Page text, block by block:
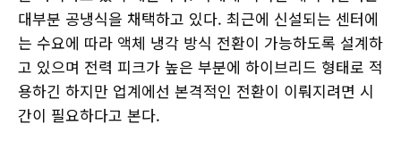
대부분 공냉식을 채택하고 있다. 최근에 신설되는 센터에
는 수요에 따라 액체 냉각 방식 전환이 가능하도록 설계하
고 있으며 전력 피크가 높은 부분에 하이브리드 형태로 적
용하긴 하지만 업계에선 본격적인 전환이 이뤄지려면 시
간이 필요하다고 본다.